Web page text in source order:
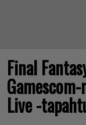
Final
Live -